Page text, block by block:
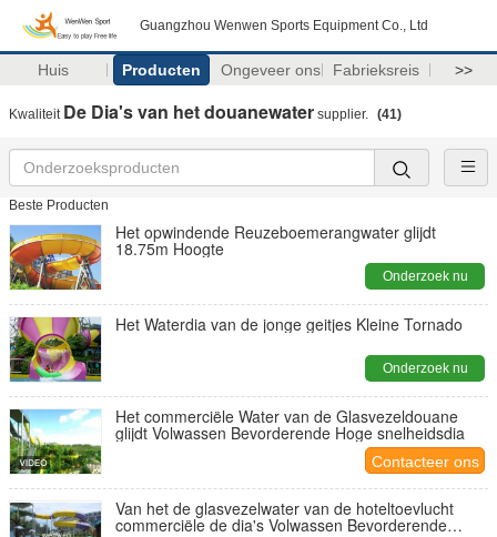
Guangzhou Wenwen Sports Equipment Co., Ltd
Huis Producten Ongeveer ons Fabrieksreis >>
Kwaliteit De Dia's van het douanewater supplier. (41)
Beste Producten
Het opwindende Reuzeboemerangwater glijdt
18.75m Hoogte
Onderzoek nu
Het Waterdia van de jonge geitjes Kleine Tornado
Onderzoek nu
Het commerciële Water van de Glasvezeldouane
glijdt Volwassen Bevorderende Hoge snelheidsdia
Contacteer ons
Van het de glasvezelwater van de hoteltoevlucht
commerciële de dia's Volwassen Bevorderende